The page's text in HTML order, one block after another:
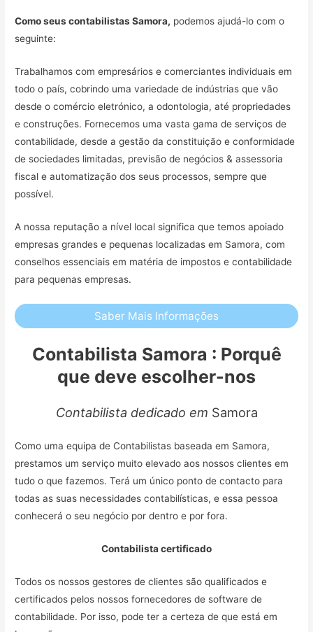
Como seus contabilistas Samora, podemos ajudá-lo com o
seguinte:
Trabalhamos com empresários e comerciantes individuais em
todo o país, cobrindo uma variedade de indústrias que vão
desde o comércio eletrónico, a odontologia, até propriedades
e construções. Fornecemos uma vasta gama de serviços de
contabilidade, desde a gestão da constituição e conformidade
de sociedades limitadas, previsão de negócios & assessoria
fiscal e automatização dos seus processos, sempre que
possível.
A nossa reputação a nível local significa que temos apoiado
empresas grandes e pequenas localizadas em Samora, com
conselhos essenciais em matéria de impostos e contabilidade
para pequenas empresas.
Saber Mais Informações
Contabilista Samora : Porquê
que deve escolher-nos
Contabilista dedicado em Samora
Como uma equipa de Contabilistas baseada em Samora,
prestamos um serviço muito elevado aos nossos clientes em
tudo o que fazemos. Terá um único ponto de contacto para
todas as suas necessidades contabilísticas, e essa pessoa
conhecerá o seu negócio por dentro e por fora.
Contabilista certificado
Todos os nossos gestores de clientes são qualificados e
certificados pelos nossos fornecedores de software de
contabilidade. Por isso, pode ter a certeza de que está em